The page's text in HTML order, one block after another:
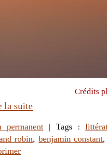
Crédits
la suite
permanent | Tags :
robin, benjamin constant